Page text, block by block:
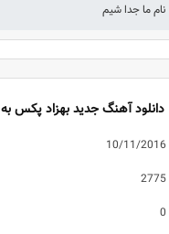
ما جدا شیم
دانلود آهنگ جدید بهزاد پکس
10/11/2016
2775
0